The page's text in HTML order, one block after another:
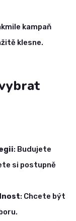
kampaň
klesne.
: Budujete
si postupně
: Chcete být